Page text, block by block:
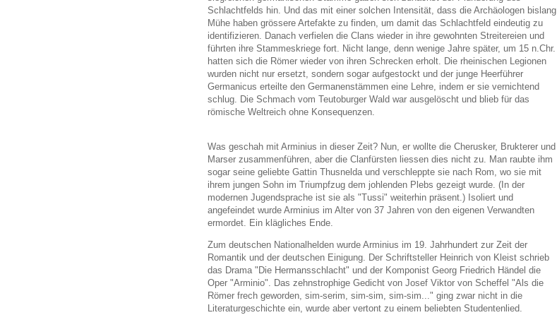
Schlachtfelds hin. Und das mit einer solchen Intensität, dass die Archäologen bislang
Mühe haben grössere Artefakte zu finden, um damit das Schlachtfeld eindeutig zu
identifizieren. Danach verfielen die Clans wieder in ihre gewohnten Streitereien und
führten ihre Stammeskriege fort. Nicht lange, denn wenige Jahre später, um 15 n.Chr.
hatten sich die Römer wieder von ihren Schrecken erholt. Die rheinischen Legionen
wurden nicht nur ersetzt, sondern sogar aufgestockt und der junge Heerführer
Germanicus erteilte den Germanenstämmen eine Lehre, indem er sie vernichtend
schlug. Die Schmach vom Teutoburger Wald war ausgelöscht und blieb für das
römische Weltreich ohne Konsequenzen.
Was geschah mit Arminius in dieser Zeit? Nun, er wollte die Cherusker, Brukterer und
Marser zusammenführen, aber die Clanfürsten liessen dies nicht zu. Man raubte ihm
sogar seine geliebte Gattin Thusnelda und verschleppte sie nach Rom, wo sie mit
ihrem jungen Sohn im Triumpfzug dem johlenden Plebs gezeigt wurde. (In der
modernen Jugendsprache ist sie als "Tussi" weiterhin präsent.) Isoliert und
angefeindet wurde Arminius im Alter von 37 Jahren von den eigenen Verwandten
ermordet. Ein klägliches Ende.
Zum deutschen Nationalhelden wurde Arminius im 19. Jahrhundert zur Zeit der
Romantik und der deutschen Einigung. Der Schriftsteller Heinrich von Kleist schrieb
das Drama "Die Hermansschlacht" und der Komponist Georg Friedrich Händel die
Oper "Arminio". Das zehnstrophige Gedicht von Josef Viktor von Scheffel "Als die
Römer frech geworden, sim-serim, sim-sim, sim-sim..." ging zwar nicht in die
Literaturgeschichte ein, wurde aber vertont zu einem beliebten Studentenlied.